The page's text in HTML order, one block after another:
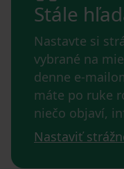
Stále
Nastavte si
vybrané na
denne e-
máte po ruke
niečo objaví,
Nastaviť